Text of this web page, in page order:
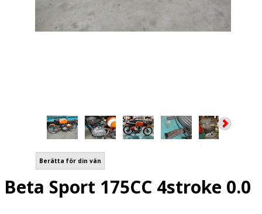
Berätta för din vän
Beta Sport 175CC 4stroke 0.0